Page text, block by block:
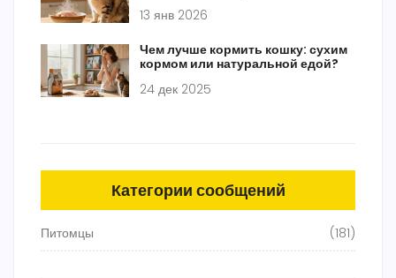
13 янв 2026
Чем лучше кормить кошку: сухим
кормом или натуральной едой?
24 дек 2025
Категории сообщений
Питомцы (181)